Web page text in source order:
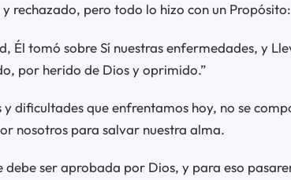
rechazado, pero todo lo hizo con un Propósito:
Él tomó sobre Sí nuestras enfermedades, y
por herido de Dios y oprimido.”
y dificultades que enfrentamos hoy, no se
nosotros para salvar nuestra alma.
debe ser aprobada por Dios, y para eso